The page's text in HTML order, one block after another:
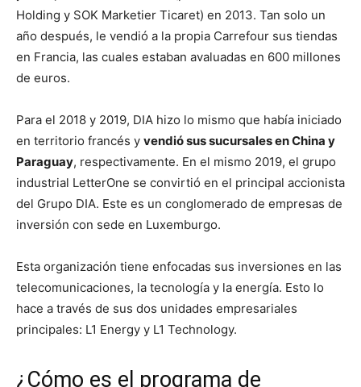
Holding y SOK Marketier Ticaret) en 2013. Tan solo un
año después, le vendió a la propia Carrefour sus tiendas
en Francia, las cuales estaban avaluadas en 600 millones
de euros.
Para el 2018 y 2019, DIA hizo lo mismo que había iniciado
en territorio francés y vendió sus sucursales en China y
Paraguay, respectivamente. En el mismo 2019, el grupo
industrial LetterOne se convirtió en el principal accionista
del Grupo DIA. Este es un conglomerado de empresas de
inversión con sede en Luxemburgo.
Esta organización tiene enfocadas sus inversiones en las
telecomunicaciones, la tecnología y la energía. Esto lo
hace a través de sus dos unidades empresariales
principales: L1 Energy y L1 Technology.
¿Cómo es el programa de